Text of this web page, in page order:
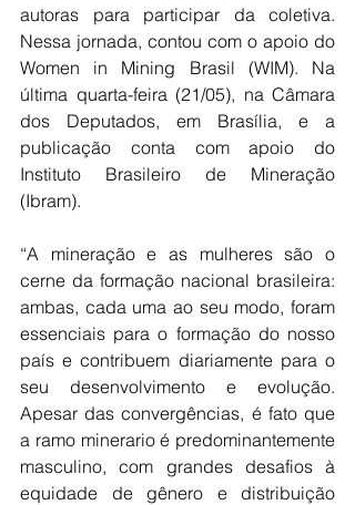
autoras para participar da coletiva.
Nessa jornada, contou com o apoio do
Women in Mining Brasil (WIM). Na
última quarta-feira (21/05), na Câmara
dos Deputados, em Brasília, e a
publicação conta com apoio do
Instituto Brasileiro de Mineração
(Ibram).
“A mineração e as mulheres são o
cerne da formação nacional brasileira:
ambas, cada uma ao seu modo, foram
essenciais para o formação do nosso
país e contribuem diariamente para o
seu desenvolvimento e evolução.
Apesar das convergências, é fato que
a ramo minerario é predominantemente
masculino, com grandes desafios à
equidade de gênero e distribuição